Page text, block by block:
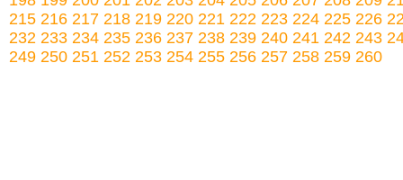
215 216 217 218 219 220 221 222 223 224 225 226
232 233 234 235 236 237 238 239 240 241 242 243
249 250 251 252 253 254 255 256 257 258 259 260